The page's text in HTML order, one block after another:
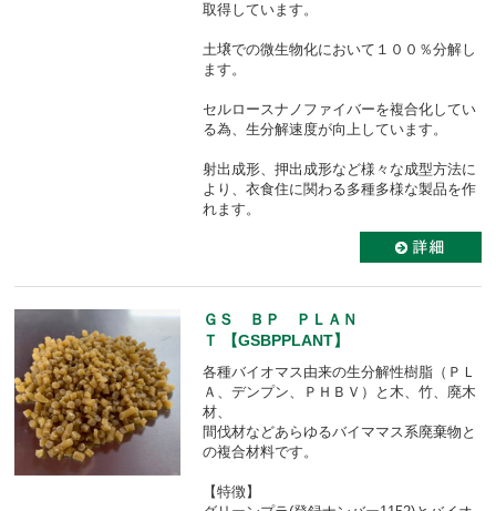
取得しています。
土壌での微生物化において１００％分解し
ます。
セルロースナノファイバーを複合化してい
る為、生分解速度が向上しています。
射出成形、押出成形など様々な成型方法に
より、衣食住に関わる多種多様な製品を作
れます。
ＧＳ ＢＰ ＰＬＡＮ
Ｔ 【GSBPPLANT】
各種バイオマス由来の生分解性樹脂（ＰＬ
Ａ、デンプン、ＰＨＢＶ）と木、竹、廃木
材、
間伐材などあらゆるバイママス系廃棄物と
の複合材料です。
【特徴】